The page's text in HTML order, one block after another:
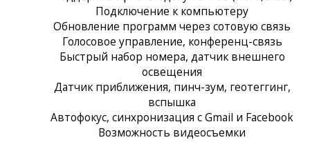
Подключение к компьютеру
Обновление программ через сотовую связь
Голосовое управление, конференц-связь
Быстрый набор номера, датчик внешнего
освещения
Датчик приближения, пинч-зум, геотеггинг,
вспышка
Автофокус, синхронизация с Gmail и Facebook
Возможность видеосъемки